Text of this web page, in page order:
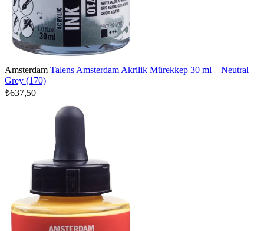
Amsterdam Talens Amsterdam Akrilik Mürekkep 30 ml – Neutral
Grey (170)
₺637,50